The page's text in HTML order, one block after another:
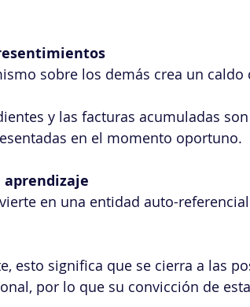
sobre los demás crea un
y las facturas acumuladas
en el momento oportuno.
en una entidad auto-
esto significa que se cierra a las
por lo que su convicción de